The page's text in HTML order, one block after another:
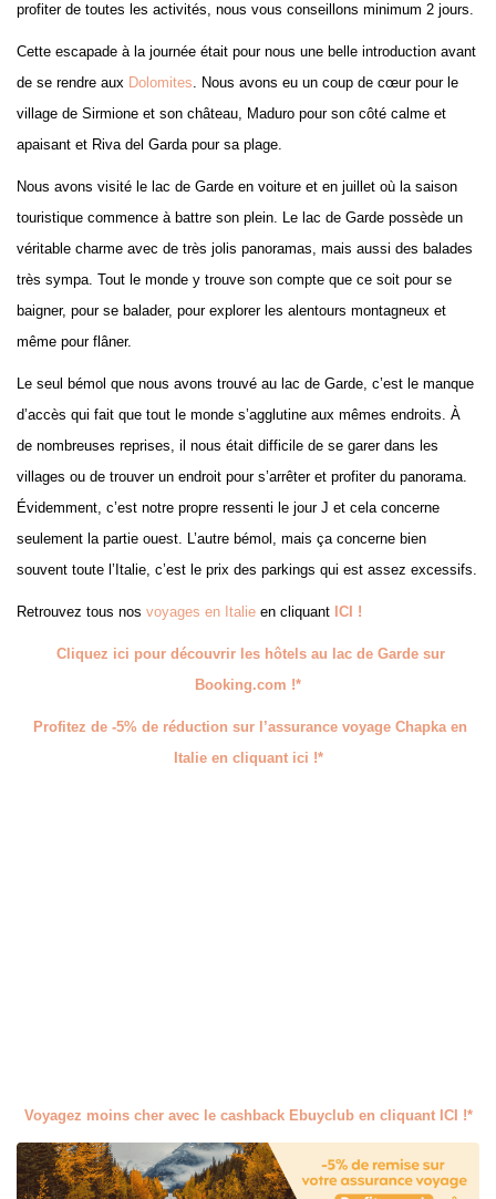
profiter de toutes les activités, nous vous conseillons minimum 2 jours.
Cette escapade à la journée était pour nous une belle introduction avant
de se rendre aux Dolomites. Nous avons eu un coup de cœur pour le
village de Sirmione et son château, Maduro pour son côté calme et
apaisant et Riva del Garda pour sa plage.
Nous avons visité le lac de Garde en voiture et en juillet où la saison
touristique commence à battre son plein. Le lac de Garde possède un
véritable charme avec de très jolis panoramas, mais aussi des balades
très sympa. Tout le monde y trouve son compte que ce soit pour se
baigner, pour se balader, pour explorer les alentours montagneux et
même pour flâner.
Le seul bémol que nous avons trouvé au lac de Garde, c’est le manque
d’accès qui fait que tout le monde s’agglutine aux mêmes endroits. À
de nombreuses reprises, il nous était difficile de se garer dans les
villages ou de trouver un endroit pour s’arrêter et profiter du panorama.
Évidemment, c’est notre propre ressenti le jour J et cela concerne
seulement la partie ouest. L’autre bémol, mais ça concerne bien
souvent toute l’Italie, c’est le prix des parkings qui est assez excessifs.
Retrouvez tous nos voyages en Italie en cliquant ICI !
Cliquez ici pour découvrir les hôtels au lac de Garde sur
Booking.com !*
Profitez de -5% de réduction sur l’assurance voyage Chapka en
Italie en cliquant ici !*
Voyagez moins cher avec le cashback Ebuyclub en cliquant ICI !*